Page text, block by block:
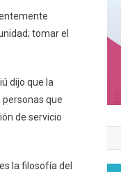
tomar el
dijo que la
que
de servicio
la filosofía del